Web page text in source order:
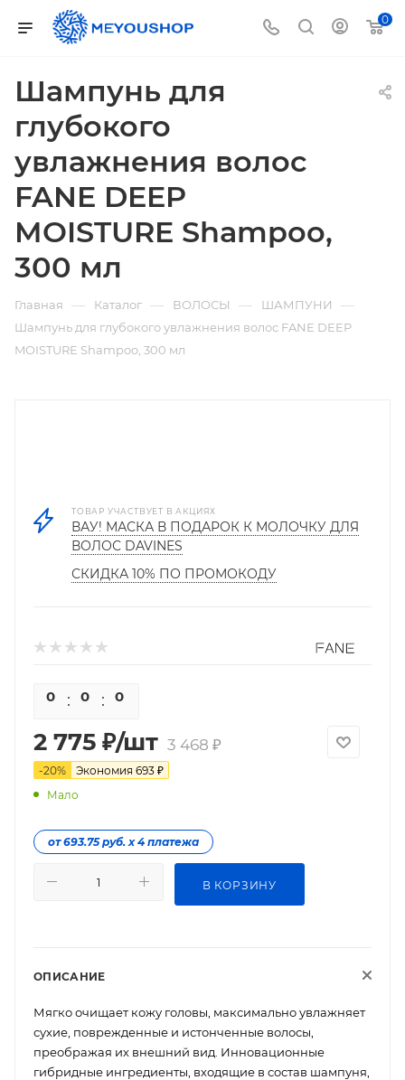
0
Шампунь для
глубокого
увлажнения волос
FANE DEEP
MOISTURE Shampoo,
300 мл
Главная — Каталог — ВОЛОСЫ — ШАМПУНИ —
Шампунь для глубокого увлажнения волос FANE DEEP
MOISTURE Shampoo, 300 мл
ТОВАР УЧАСТВУЕТ В АКЦИЯХ
ВАУ! МАСКА В ПОДАРОК К МОЛОЧКУ ДЛЯ
ВОЛОС DAVINES
СКИДКА 10% ПО ПРОМОКОДУ
0 0 0
2 775 ₽/шт 3 468 ₽
-20% Экономия 693 ₽
Мало
от 693.75 руб. х 4 платежа
В КОРЗИНУ
ОПИСАНИЕ
Мягко очищает кожу головы, максимально увлажняет
сухие, поврежденные и истонченные волосы,
преображая их внешний вид. Инновационные
гибридные ингредиенты, входящие в состав шампуня,